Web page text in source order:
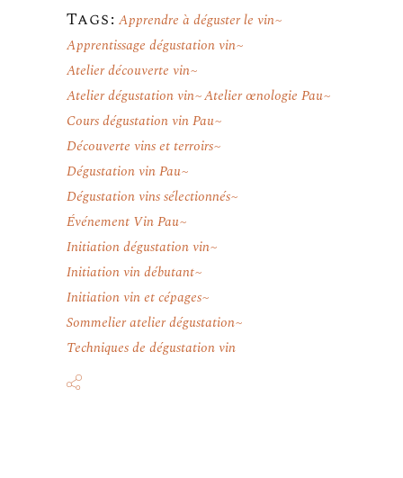
Tags: Apprendre à déguster le vin
Apprentissage dégustation vin
Atelier découverte vin
Atelier dégustation vin Atelier œnologie Pau
Cours dégustation vin Pau
Découverte vins et terroirs
Dégustation vin Pau
Dégustation vins sélectionnés
Événement Vin Pau
Initiation dégustation vin
Initiation vin débutant
Initiation vin et cépages
Sommelier atelier dégustation
Techniques de dégustation vin